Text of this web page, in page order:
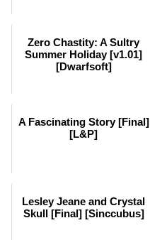
Zero Chastity: A Sultry
Summer Holiday [v1.01]
[Dwarfsoft]
A Fascinating Story [Final]
[L&P]
Lesley Jeane and Crystal
Skull [Final] [Sinccubus]